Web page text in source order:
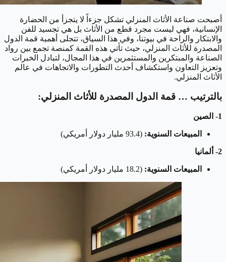
أصبحت صناعة الأثاث المنزلي تشكل جزءاً لا يتجزأ من الحضارة
الإنسانية، فهي ليست مجرد قطع من الأثاث بل هي تجسيد للفن
والابتكار والراحة في بيوتنا، وفي هذا السياق، تتجلى أهمية قمة الدول
المصدرة للأثاث المنزلي، حيث تأتي هذه القمة كمنصة تجمع بين رواد
الصناعة والمبتكرين والمستثمرين في هذا المجال، لتبادل الخبرات
وتعزيز التعاون واستكشاف أحدث التطورات والاتجاهات في عالم
الأثاث المنزلي.
بالترتيب … قمة الدول المصدرة للأثاث المنزلي:
1- الصين
المبيعات السنوية: (93.4 مليار دولار أمريكي)
2- ألمانيا
المبيعات السنوية: (18.2 مليار دولار أمريكي)